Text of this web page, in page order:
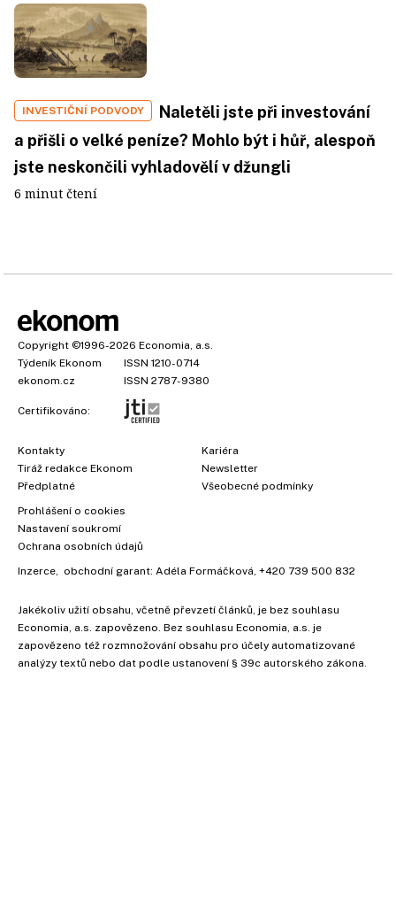
INVESTIČNÍ PODVODY
Naletěli jste při investování
a přišli o velké peníze? Mohlo být i hůř, alespoň
jste neskončili vyhladovělí v džungli
6 minut čtení
Copyright ©1996-2026 Economia, a.s.
Týdeník Ekonom
ISSN 1210-0714
ekonom.cz
ISSN 2787-9380
Certifikováno:
Kontakty
Tiráž redakce Ekonom
Předplatné
Kariéra
Newsletter
Všeobecné podmínky
Prohlášení o cookies
Nastavení soukromí
Ochrana osobních údajů
Inzerce, obchodní garant: Adéla Formáčková, +420 739 500 832
Jakékoliv užití obsahu, včetně převzetí článků, je bez souhlasu
Economia, a.s. zapovězeno. Bez souhlasu Economia, a.s. je
zapovězeno též rozmnožování obsahu pro účely automatizované
analýzy textů nebo dat podle ustanovení § 39c autorského zákona.